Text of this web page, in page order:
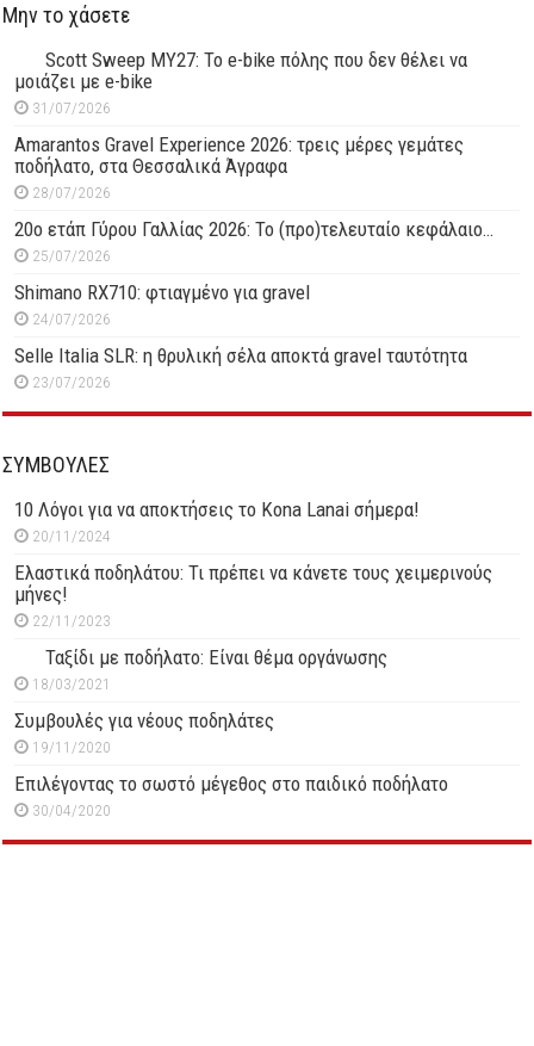
Μην το χάσετε
Scott Sweep MY27: Το e-bike πόλης που δεν θέλει να
μοιάζει με e-bike
31/07/2026
Amarantos Gravel Experience 2026: τρεις μέρες γεμάτες
ποδήλατο, στα Θεσσαλικά Άγραφα
28/07/2026
20ο ετάπ Γύρου Γαλλίας 2026: Το (προ)τελευταίο κεφάλαιο…
25/07/2026
Shimano RX710: φτιαγμένο για gravel
24/07/2026
Selle Italia SLR: η θρυλική σέλα αποκτά gravel ταυτότητα
23/07/2026
ΣΥΜΒΟΥΛΕΣ
10 Λόγοι για να αποκτήσεις το Kona Lanai σήμερα!
20/11/2024
Ελαστικά ποδηλάτου: Τι πρέπει να κάνετε τους χειμερινούς
μήνες!
22/11/2023
Ταξίδι με ποδήλατο: Είναι θέμα οργάνωσης
18/03/2021
Συμβουλές για νέους ποδηλάτες
19/11/2020
Επιλέγοντας το σωστό μέγεθος στο παιδικό ποδήλατο
30/04/2020